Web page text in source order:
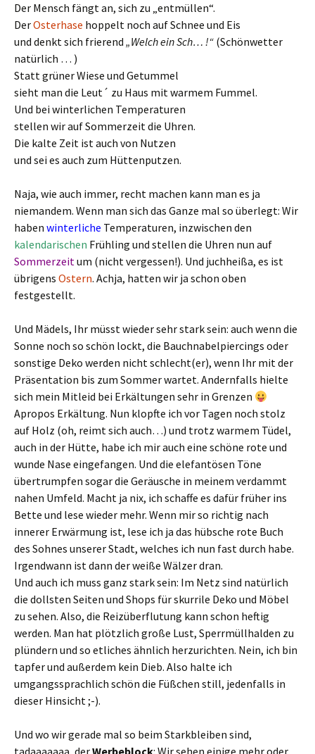
Der Mensch fängt an, sich zu „entmüllen“.
DerOsterhase hoppelt noch auf Schnee und Eis
und denkt sich frierend „Welch ein Sch… !“ (Schönwetter
natürlich … )
Statt grüner Wiese und Getummel
sieht man die Leut´ zu Haus mit warmem Fummel.
Und bei winterlichen Temperaturen
stellen wir auf Sommerzeit die Uhren.
Die kalte Zeit ist auch von Nutzen
und sei es auch zum Hüttenputzen.
Naja, wie auch immer, recht machen kann man es ja
niemandem. Wenn man sich das Ganze mal so überlegt: Wir
haben winterliche Temperaturen, inzwischen den
kalendarischen Frühling und stellen die Uhren nun auf
Sommerzeitum (nicht vergessen!). Und juchheißa, es ist
übrigens Ostern. Achja, hatten wir ja schon oben
festgestellt.
Und Mädels, Ihr müsst wieder sehr stark sein: auch wenn die
Sonne noch so schön lockt, die Bauchnabelpiercings oder
sonstige Deko werden nicht schlecht(er), wenn Ihr mit der
Präsentation bis zum Sommer wartet. Andernfalls hielte
sich mein Mitleid bei Erkältungen sehr in Grenzen
Apropos Erkältung. Nun klopfte ich vor Tagen noch stolz
auf Holz (oh, reimt sich auch…) und trotz warmem Tüdel,
auch in der Hütte, habe ich mir auch eine schöne rote und
wunde Nase eingefangen. Und die elefantösen Töne
übertrumpfen sogar die Geräusche in meinem verdammt
nahen Umfeld. Macht ja nix, ich schaffe es dafür früher ins
Bette und lese wieder mehr. Wenn mir so richtig nach
innerer Erwärmung ist, lese ich ja das hübsche rote Buch
des Sohnes unserer Stadt, welches ich nun fast durch habe.
Irgendwann ist dann der weiße Wälzer dran.
Und auch ich muss ganz stark sein: Im Netz sind natürlich
die dollsten Seiten und Shops für skurrile Deko und Möbel
zu sehen. Also, die Reizüberflutung kann schon heftig
werden. Man hat plötzlich große Lust, Sperrmüllhalden zu
plündern und so etliches ähnlich herzurichten. Nein, ich bin
tapfer und außerdem kein Dieb. Also halte ich
umgangssprachlich schön die Füßchen still, jedenfalls in
dieser Hinsicht ;-).
Und wo wir gerade mal so beim Starkbleiben sind,
tadaaaaaaa, derWerbeblock: Wir sehen einige mehr oder